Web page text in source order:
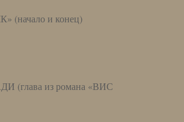
(начало и конец)
(глава из романа «ВИС